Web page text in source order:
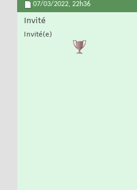
07/03/2022, 22h36
Invité
Invité(e)